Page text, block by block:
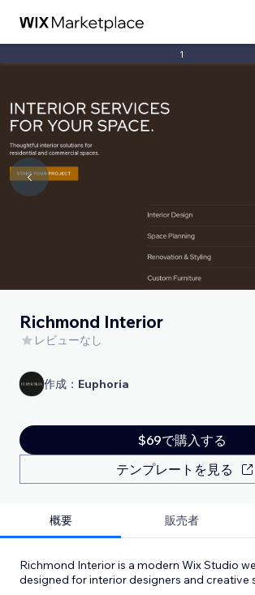
1
Richmond Interior
レビューなし
作成： Euphoria
$69で購入する
テンプレートを見る
概要 販売者
Richmond Interior is a modern Wix Studio
designed for interior designers and creative